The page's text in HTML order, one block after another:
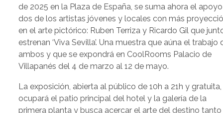
de 2025 en la Plaza de España, se suma ahora el
dos de los artistas jóvenes y locales con más
en el arte pictórico: Ruben Terriza y Ricardo Gil que
estrenan ‘Viva Sevilla’. Una muestra que aúna el trabajo
ambos y que se expondrá en CoolRooms Palacio de
Villapanés del 4 de marzo al 12 de mayo.
La exposición, abierta al público de 10h a 21h y gratuita,
ocupará el patio principal del hotel y la galería de la
primera planta y busca acercar el arte del destino tanto